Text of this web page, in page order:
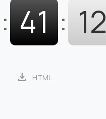
: 41 : 13
download HTML